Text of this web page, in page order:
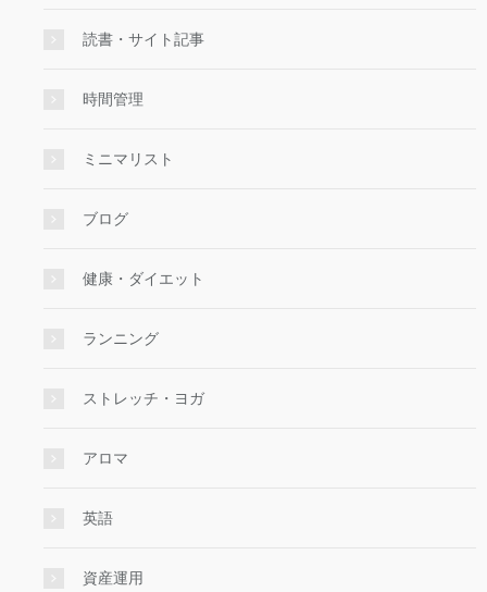
読書・サイト記事
時間管理
ミニマリスト
ブログ
健康・ダイエット
ランニング
ストレッチ・ヨガ
アロマ
英語
資産運用